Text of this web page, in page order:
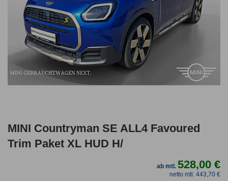
MINI Countryman SE ALL4 Favoured
Trim Paket XL HUD H/
ab mtl.528,00 €
netto mtl. 443,70 €